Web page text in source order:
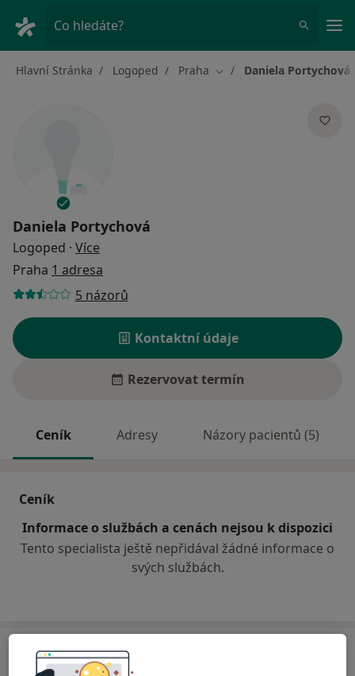
Co hledáte?
Hlavní Stránka Logoped Praha Změna města
Daniela Portychová
Daniela Portychová
Logoped · Více
Praha 1 adresa
5 názorů
Kontaktní údaje
Rezervovat termín
Ceník Adresy Názory pacientů (5)
Ceník
Informace o službách a cenách nejsou k dispozici
Tento specialista ještě nepřidával žádné informace o
svých službách.
Adresa